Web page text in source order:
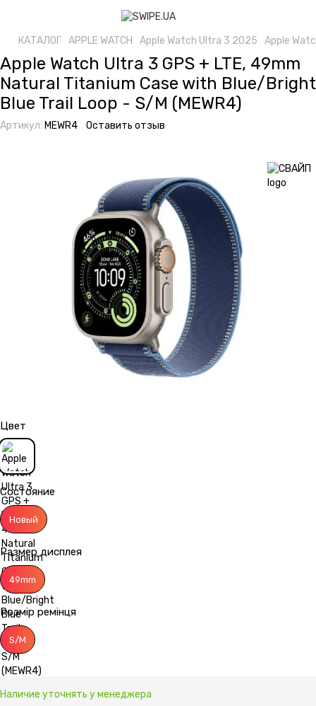
КАТАЛОГ APPLE WATCH Apple Watch Ultra 3 2025 Apple
Apple Watch Ultra 3 GPS + LTE, 49mm
Natural Titanium Case with Blue/Bright
Blue Trail Loop - S/M (MEWR4)
Артикул: MEWR4 Оставить отзыв
Цвет
Состояние
Новый
Размер дисплея
49mm
Розмір ремінця
S/M
Наличие уточнять у менеджера